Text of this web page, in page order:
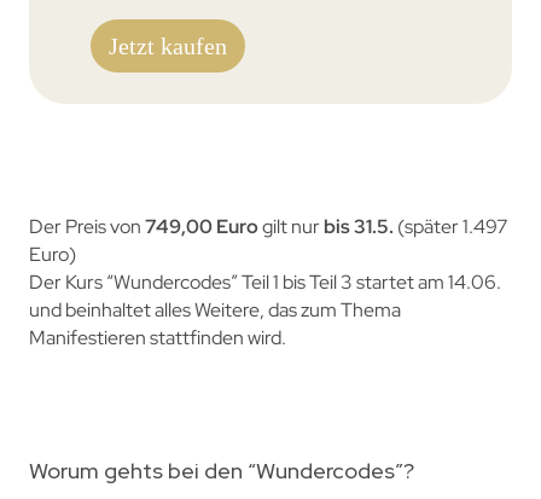
Jetzt kaufen
Der Preis von749,00 Eurogilt nurbis 31.5. (später 1.497
Euro)
Der Kurs “Wundercodes” Teil 1 bis Teil 3 startet am 14.06.
und beinhaltet alles Weitere, das zum Thema
Manifestieren stattfinden wird.
Worum gehts bei den “Wundercodes”?